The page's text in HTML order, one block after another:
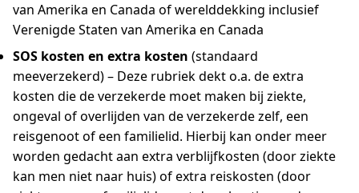
van Amerika en Canada of werelddekking inclusief
Verenigde Staten van Amerika en Canada
SOS kosten en extra kosten (standaard
meeverzekerd) – Deze rubriek dekt o.a. de extra
kosten die de verzekerde moet maken bij ziekte,
ongeval of overlijden van de verzekerde zelf, een
reisgenoot of een familielid. Hierbij kan onder meer
worden gedacht aan extra verblijfkosten (door ziekte
kan men niet naar huis) of extra reiskosten (door